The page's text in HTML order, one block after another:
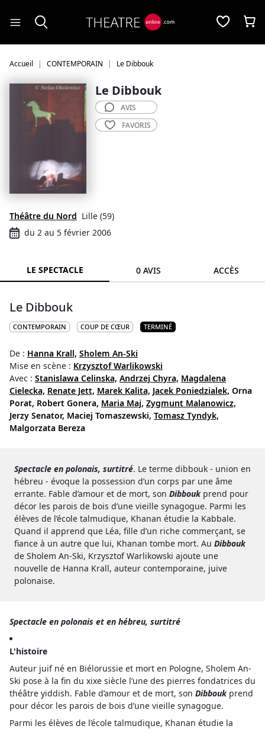
Accueil CONTEMPORAIN Le Dibbouk
Le Dibbouk
Théâtre du Nord Lille (59)
du 2 au 5 février 2006
AVIS
FAVORIS
LE SPECTACLE 0 AVIS ACCÈS
Le Dibbouk
CONTEMPORAIN COUP DE CŒUR TERMINÉ
De : Hanna Krall, Sholem An-Ski
Mise en scène : Krzysztof Warlikowski
Avec : Stanislawa Celinska, Andrzej Chyra, Magdalena
Cielecka, Renate Jett, Marek Kalita, Jacek Poniedzialek, Orna
Porat, Robert Gonera, Maria Maj, Zygmunt Malanowicz,
Jerzy Senator, Maciej Tomaszewski, Tomasz Tyndyk,
Malgorzata Bereza
Spectacle en polonais, surtitré. Le terme dibbouk - union en
hébreu - évoque la possession d’un corps par une âme
errante. Fable d’amour et de mort, son Dibboukprend pour
décor les parois de bois d’une vieille synagogue. Parmi les
élèves de l’école talmudique, Khanan étudie la Kabbale.
Quand il apprend que Léa, fille d’un riche commerçant, se
fiance à un autre que lui, Khanan tombe mort. Au Dibbouk
de Sholem An-Ski, Krzysztof Warlikowski ajoute une
nouvelle de Hanna Krall, auteur contemporaine, juive
polonaise.
Spectacle en polonais et en hébreu, surtitré
L'histoire
Auteur juif né en Biélorussie et mort en Pologne, Sholem An-
Ski pose à la fin du xixe siècle l’une des pierres fondatrices du
théâtre yiddish. Fable d’amour et de mort, son Dibboukprend
pour décor les parois de bois d’une vieille synagogue.
Parmi les élèves de l’école talmudique, Khanan étudie la